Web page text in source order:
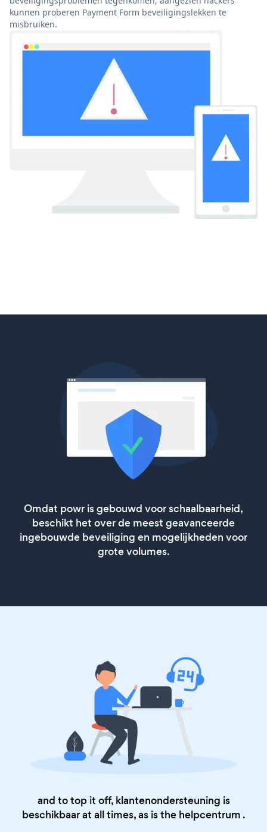
kunnen proberen Payment Form beveiligingslekken te
misbruiken.
Omdat powr is gebouwd voor schaalbaarheid,
beschikt het over de meest geavanceerde
ingebouwde beveiliging en mogelijkheden voor
grote volumes.
and to top it off, klantenondersteuning is
beschikbaar at all times, as is the helpcentrum .